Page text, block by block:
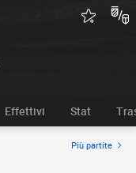
Effettivi Stat
Più partite